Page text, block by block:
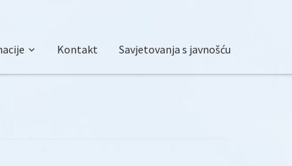
Kontakt Savjetovanja s javnošću